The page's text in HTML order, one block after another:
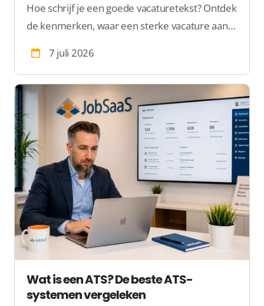
Hoe schrijf je een goede vacaturetekst? Ontdek
de kenmerken, waar een sterke vacature aan
voorbeelden en een template.
7 juli 2026
Wat is een ATS? De beste ATS-
systemen vergeleken